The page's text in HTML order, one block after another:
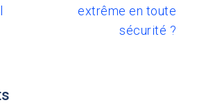
extrême en toute
sécurité ?